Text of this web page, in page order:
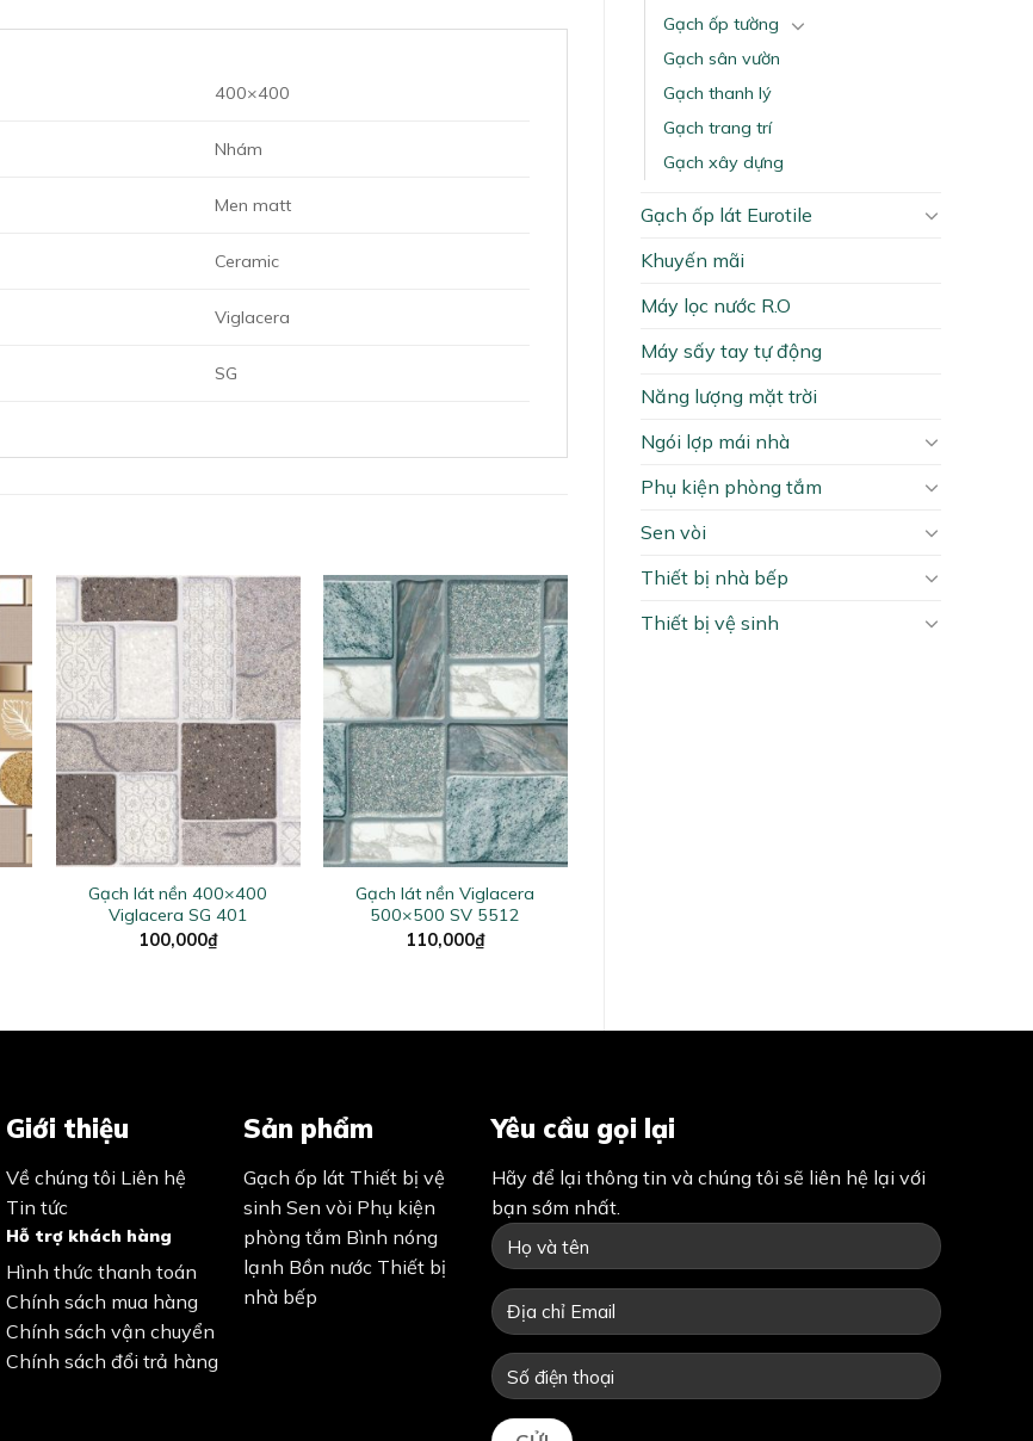
Gạch ốp tường
Gạch sân vườn
Gạch thanh lý
Gạch trang trí
Gạch xây dựng
Gạch ốp lát Eurotile
Khuyến mãi
Máy lọc nước R.O
Máy sấy tay tự động
Năng lượng mặt trời
Ngói lợp mái nhà
Phụ kiện phòng tắm
Sen vòi
Thiết bị nhà bếp
Thiết bị vệ sinh
400×400
Nhám
Men matt
Ceramic
Viglacera
SG
+
Gạch lát nền 400×400
Viglacera SG 401
100,000₫
+
Gạch lát nền Viglacera
500×500 SV 5512
110,000₫
Giới thiệu
Về chúng tôi Liên hệ
Tin tức
Hỗ trợ khách hàng
Hình thức thanh toán
Chính sách mua hàng
Chính sách vận chuyển
Chính sách đổi trả hàng
Sản phẩm
Gạch ốp lát Thiết bị vệ
sinh Sen vòi Phụ kiện
phòng tắm Bình nóng
lạnh Bồn nước Thiết bị
nhà bếp
Yêu cầu gọi lại
Hãy để lại thông tin và chúng tôi sẽ liên hệ lại với
bạn sớm nhất.